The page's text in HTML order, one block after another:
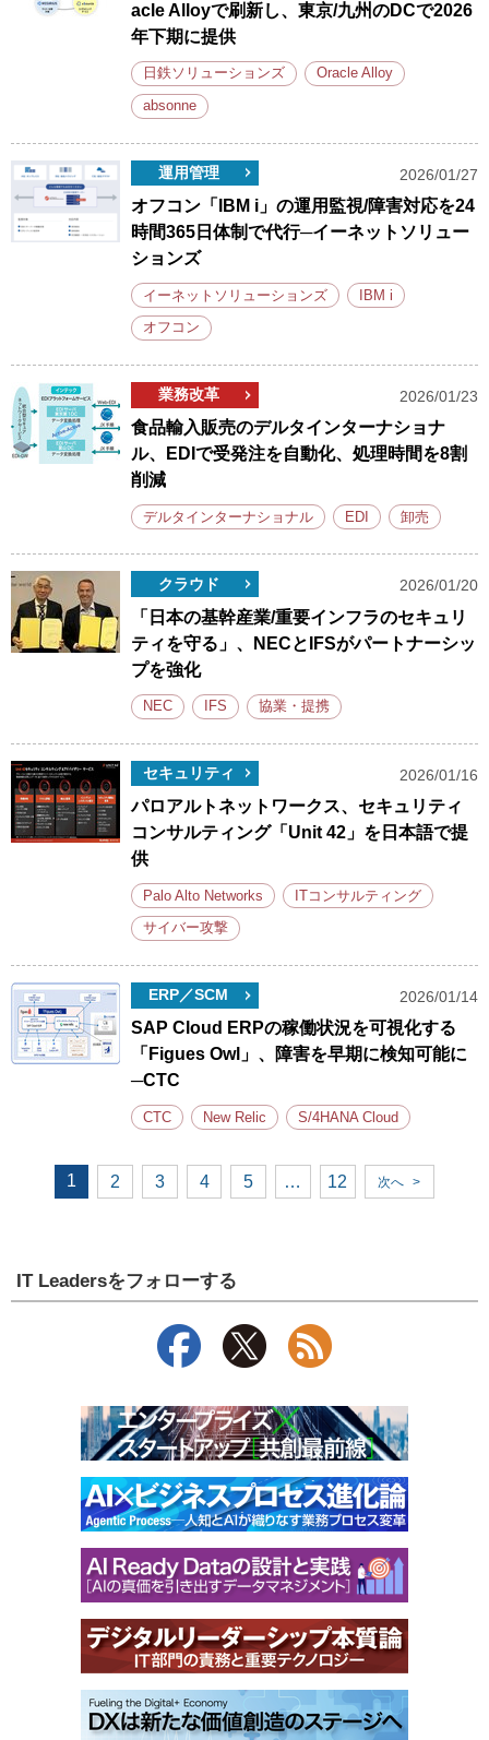
acle Alloyで刷新し、東京/九州のDCで2026
年下期に提供
日鉄ソリューションズ Oracle Alloy
absonne
運用管理 2026/01/27
オフコン「IBM i」の運用監視/障害対応を24
時間365日体制で代行─イーネットソリュー
ションズ
イーネットソリューションズ IBM i
オフコン
業務改革 2026/01/23
食品輸入販売のデルタインターナショナ
ル、EDIで受発注を自動化、処理時間を8割
削減
デルタインターナショナル EDI 卸売
クラウド 2026/01/20
「日本の基幹産業/重要インフラのセキュリ
ティを守る」、NECとIFSがパートナーシッ
プを強化
NEC IFS 協業・提携
セキュリティ 2026/01/16
パロアルトネットワークス、セキュリティ
コンサルティング「Unit 42」を日本語で提
供
Palo Alto Networks ITコンサルティング
サイバー攻撃
ERP／SCM 2026/01/14
SAP Cloud ERPの稼働状況を可視化する
「Figues Owl」、障害を早期に検知可能に
─CTC
CTC New Relic S/4HANA Cloud
1 2 3 4 5 … 12 次へ >
IT Leadersをフォローする